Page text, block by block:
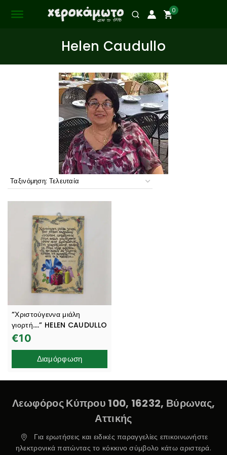
0
Helen Caudullo
“Χριστούγεννα μιάλη
γιορτή….” HELEN CAUDULLO
€10
Διαμόρφωση
Λεωφόρος Κύπρου 100, 16232, Βύρωνας,
Αττικής
Για ερωτήσεις και ειδικές παραγγελίες επικοινωνήστε
ηλεκτρονικά πατώντας το κόκκινο σύμβολο κάτω αριστερά.